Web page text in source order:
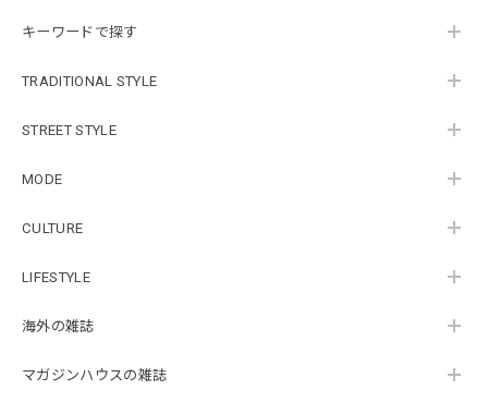
キーワードで探す
TRADITIONAL STYLE
STREET STYLE
MODE
CULTURE
LIFESTYLE
海外の雑誌
マガジンハウスの雑誌